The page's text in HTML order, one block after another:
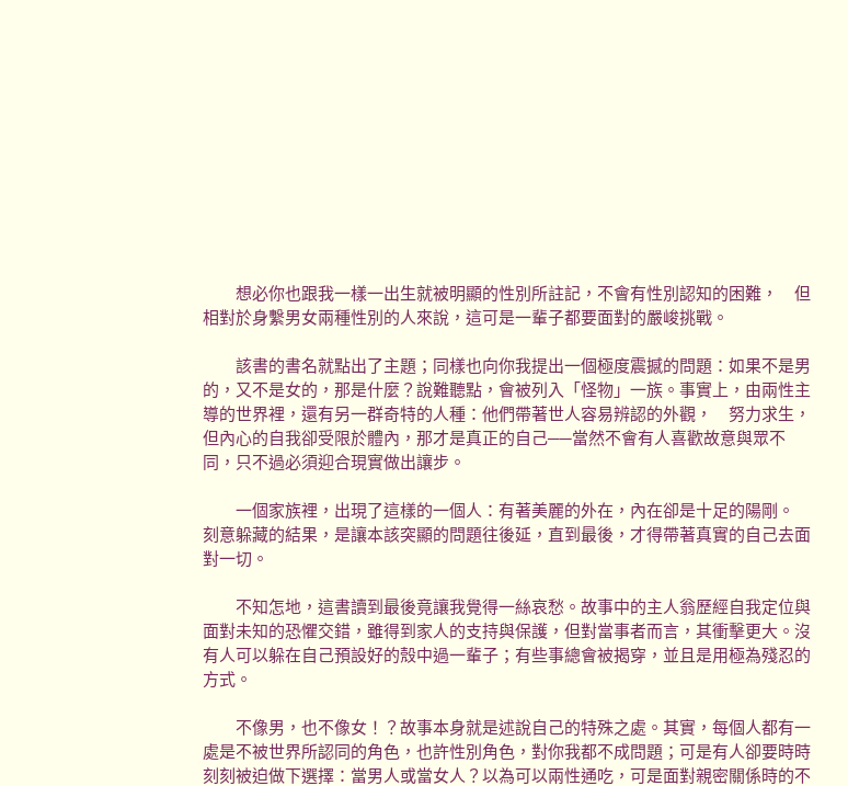
想必你也跟我一樣一出生就被明顯的性別所註記，不會有性別認知的困難， 但
相對於身繫男女兩種性別的人來說，這可是一輩子都要面對的嚴峻挑戰。
該書的書名就點出了主題；同樣也向你我提出一個極度震撼的問題：如果不是男
的，又不是女的，那是什麼？說難聽點，會被列入「怪物」一族。事實上，由兩性主
導的世界裡，還有另一群奇特的人種：他們帶著世人容易辨認的外觀， 努力求生，
但內心的自我卻受限於體內，那才是真正的自己──當然不會有人喜歡故意與眾不
同，只不過必須迎合現實做出讓步。
一個家族裡，出現了這樣的一個人：有著美麗的外在，內在卻是十足的陽剛。
刻意躲藏的結果，是讓本該突顯的問題往後延，直到最後，才得帶著真實的自己去面
對一切。
不知怎地，這書讀到最後竟讓我覺得一絲哀愁。故事中的主人翁歷經自我定位與
面對未知的恐懼交錯，雖得到家人的支持與保護，但對當事者而言，其衝擊更大。沒
有人可以躲在自己預設好的殼中過一輩子；有些事總會被揭穿，並且是用極為殘忍的
方式。
不像男，也不像女！？故事本身就是述說自己的特殊之處。其實，每個人都有一
處是不被世界所認同的角色，也許性別角色，對你我都不成問題；可是有人卻要時時
刻刻被迫做下選擇：當男人或當女人？以為可以兩性通吃，可是面對親密關係時的不